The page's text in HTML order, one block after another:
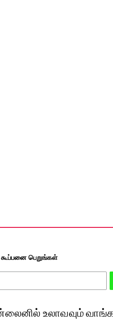
கூப்பனை பெறுங்கள்
உலாவவும்